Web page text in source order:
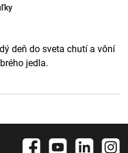
deň do sveta chutí a vôní
jedla.